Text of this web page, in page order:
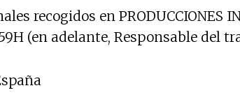
en PRODUCCIONES
(en adelante, Responsable